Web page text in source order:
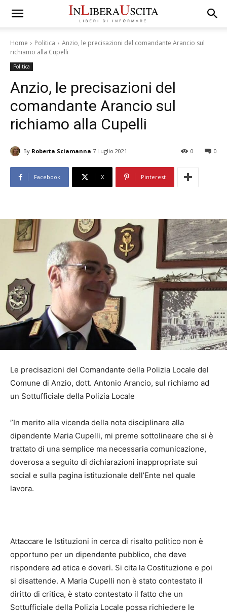
Home Politica
Anzio, le precisazioni del comandante Arancio sul
richiamo alla Cupelli
Politica
Anzio, le precisazioni del
comandante Arancio sul
richiamo alla Cupelli
By Roberta Sciamanna 7 Luglio 2021 0
0
Facebook X Pinterest
Le precisazioni del Comandante della Polizia Locale del
Comune di Anzio, dott. Antonio Arancio, sul richiamo ad
un Sottufficiale della Polizia Locale
​”In merito alla vicenda della nota disciplinare alla
dipendente Maria Cupelli, mi preme sottolineare che si è
trattato di una semplice ma necessaria comunicazione,
doverosa a seguito di dichiarazioni inappropriate sui
social e sulla pagina istituzionale dell’Ente nel quale
lavora.
Attaccare le Istituzioni in cerca di risalto politico non è
opportuno per un dipendente pubblico, che deve
rispondere ad etica e doveri. Si cita la Costituzione e poi
si disattende. A Maria Cupelli non è​ stato contestato il
diritto di critica, è stato contestato il fatto che un
Sottufficiale della Polizia Locale possa richiedere le